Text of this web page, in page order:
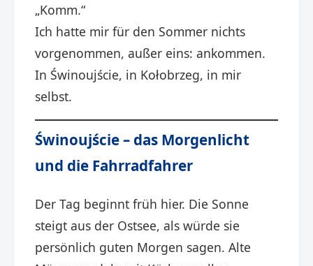
„Komm.“
Ich hatte mir für den Sommer nichts
vorgenommen, außer eins: ankommen.
In Świnoujście, in Kołobrzeg, in mir
selbst.
Świnoujście – das Morgenlicht
und die Fahrradfahrer
Der Tag beginnt früh hier. Die Sonne
steigt aus der Ostsee, als würde sie
persönlich guten Morgen sagen. Alte